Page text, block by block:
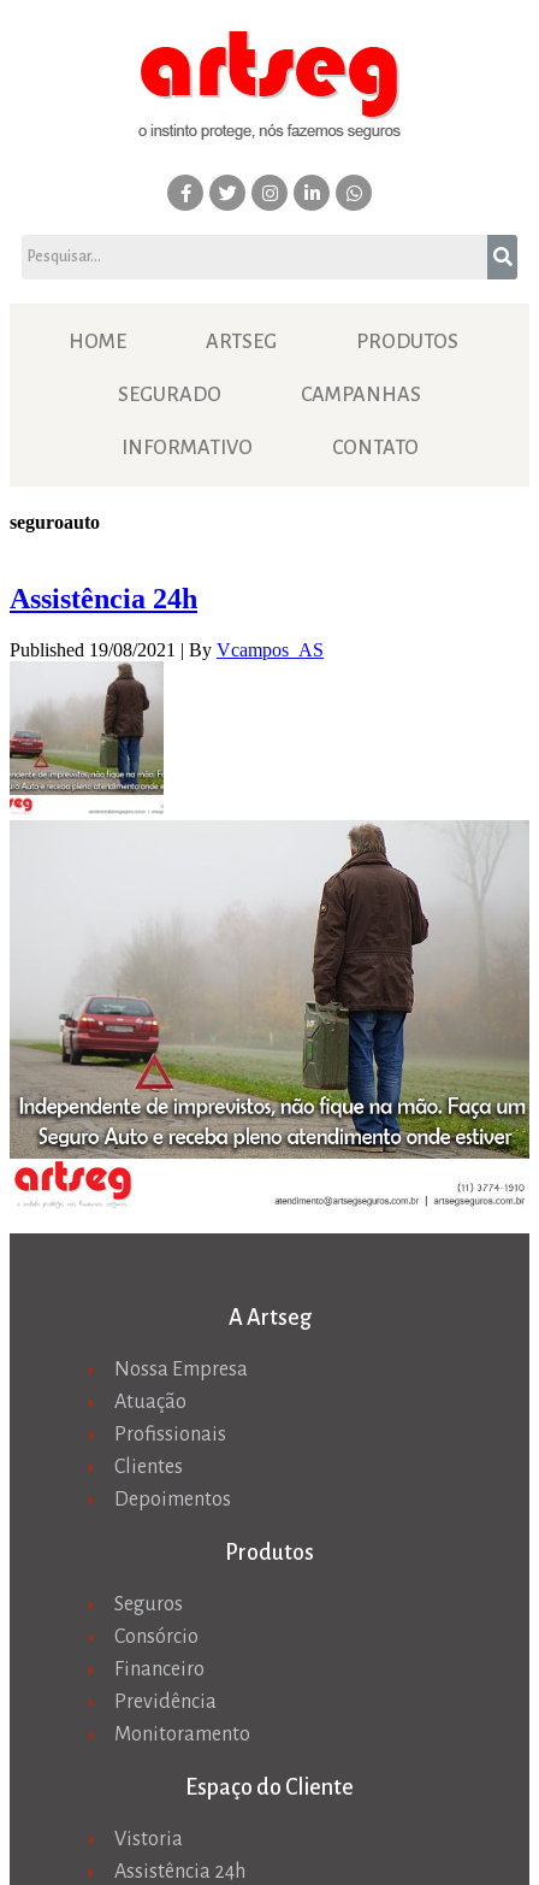
HOME ARTSEG PRODUTOS
SEGURADO CAMPANHAS
INFORMATIVO CONTATO
seguroauto
Assistência 24h
Published 19/08/2021 | By Vcampos_AS
A Artseg
Nossa Empresa
Atuação
Profissionais
Clientes
Depoimentos
Produtos
Seguros
Consórcio
Financeiro
Previdência
Monitoramento
Espaço do Cliente
Vistoria
Assistência 24h